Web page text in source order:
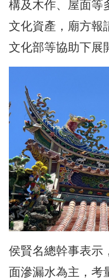
構及木作、屋面等
文化資產，廟方報
文化部等協助下展
侯賢名總幹事表示
面滲漏水為主，考